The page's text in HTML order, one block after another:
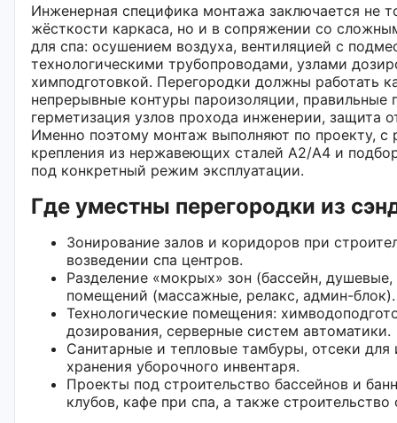
Инженерная специфика монтажа заключается не
жёсткости каркаса, но и в сопряжении со
для спа: осушением воздуха, вентиляцией с
технологическими трубопроводами, узлами
химподготовкой. Перегородки должны работать
непрерывные контуры пароизоляции, правильные
герметизация узлов прохода инженерии, защита
Именно поэтому монтаж выполняют по проекту, с
крепления из нержавеющих сталей A2/A4 и
под конкретный режим эксплуатации.
Где уместны перегородки из
Зонирование залов и коридоров при
возведении спа центров.
Разделение «мокрых» зон (бассейн,
помещений (массажные, релакс, админ-блок).
Технологические помещения:
дозирования, серверные систем автоматики.
Санитарные и тепловые тамбуры, отсеки
хранения уборочного инвентаря.
Проекты под строительство бассейнов и
клубов, кафе при спа, а также